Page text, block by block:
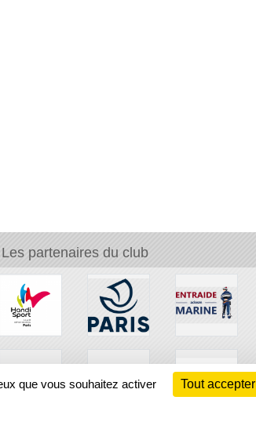
Les partenaires du club
que vous souhaitez activer Tout accepter